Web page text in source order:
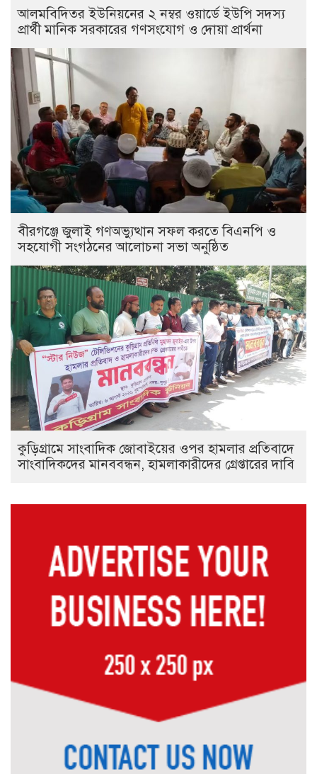
আলমবিদিতর ইউনিয়নের ২ নম্বর ওয়ার্ডে ইউপি সদস্য
প্রার্থী মানিক সরকারের গণসংযোগ ও দোয়া প্রার্থনা
বীরগঞ্জে জুলাই গণঅভ্যুত্থান সফল করতে বিএনপি ও
সহযোগী সংগঠনের আলোচনা সভা অনুষ্ঠিত
কুড়িগ্রামে সাংবাদিক জোবাইয়ের ওপর হামলার প্রতিবাদে
সাংবাদিকদের মানববন্ধন, হামলাকারীদের গ্রেপ্তারের দাবি